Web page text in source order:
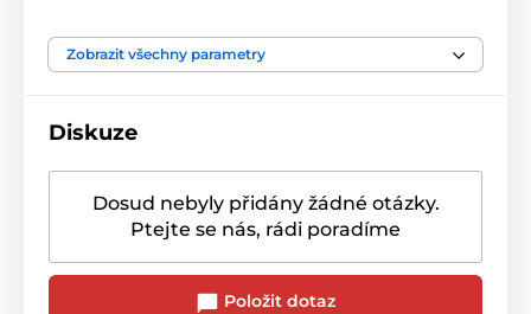
Barva kamene
Zobrazit všechny parametry
Diskuze
Dosud nebyly přidány žádné otázky.
Ptejte se nás, rádi poradíme
Položit dotaz